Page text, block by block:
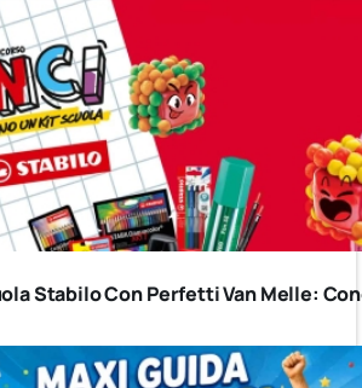
Stabilo Con Perfetti Van Melle: